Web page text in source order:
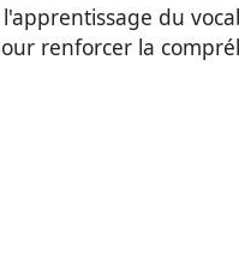
du
renforcer la